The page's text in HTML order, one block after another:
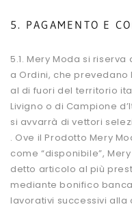
5. PAGAMENTO E
5.1. Mery Moda si
a Ordini, che
al di fuori del territorio
Livigno o di Campione
si avvarrà di vettori
. Ove il Prodotto Mery
come “disponibile”,
detto articolo al più
mediante bonifico
lavorativi successivi